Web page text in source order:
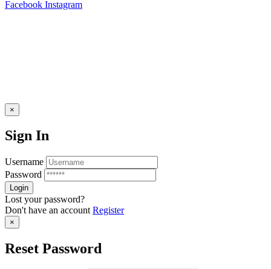
Facebook Instagram
×
Sign In
Username
Password
Lost your password?
Don't have an account Register
×
Reset Password